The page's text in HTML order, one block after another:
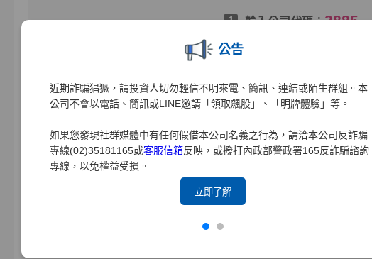
公告
近期詐騙猖獗，請投資人切勿輕信不明來電、簡訊、連結或陌生群組。本
公司不會以電話、簡訊或LINE邀請「領取飆股」、「明牌體驗」等。
如果您發現社群媒體中有任何假借本公司名義之行為，請洽本公司反詐騙
專線(02)35181165或客服信箱反映，或撥打內政部警政署165反詐騙諮詢
專線，以免權益受損。
立即了解
1 輸入公司代碼：2885
2